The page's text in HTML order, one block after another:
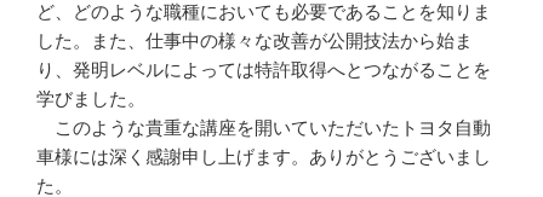
ど、どのような職種においても必要であることを知りま
した。また、仕事中の様々な改善が公開技法から始ま
り、発明レベルによっては特許取得へとつながることを
学びました。
このような貴重な講座を開いていただいたトヨタ自動
車様には深く感謝申し上げます。ありがとうございまし
た。